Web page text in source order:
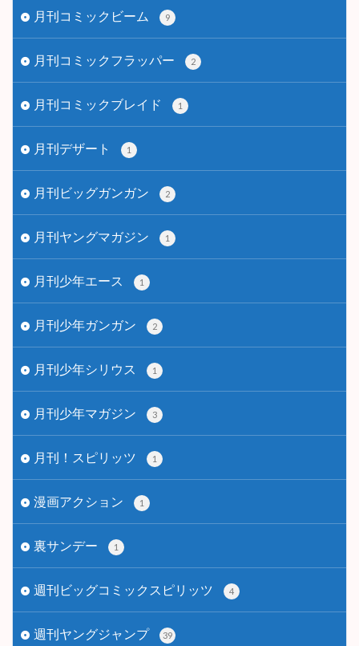
月刊コミックビーム 9
月刊コミックフラッパー 2
月刊コミックブレイド 1
月刊デザート 1
月刊ビッグガンガン 2
月刊ヤングマガジン 1
月刊少年エース 1
月刊少年ガンガン 2
月刊少年シリウス 1
月刊少年マガジン 3
月刊！スピリッツ 1
漫画アクション 1
裏サンデー 1
週刊ビッグコミックスピリッツ 4
週刊ヤングジャンプ 39